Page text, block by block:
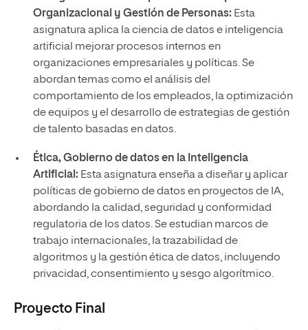
Organizacional y Gestión de Personas: Esta
asignatura aplica la ciencia de datos e inteligencia
artificial mejorar procesos internos en
organizaciones empresariales y políticas. Se
abordan temas como el análisis del
comportamiento de los empleados, la optimización
de equipos y el desarrollo de estrategias de gestión
de talento basadas en datos.
Ética, Gobierno de datos en la Inteligencia
Artificial: Esta asignatura enseña a diseñar y aplicar
políticas de gobierno de datos en proyectos de IA,
abordando la calidad, seguridad y conformidad
regulatoria de los datos. Se estudian marcos de
trabajo internacionales, la trazabilidad de
algoritmos y la gestión ética de datos, incluyendo
privacidad, consentimiento y sesgo algorítmico.
Proyecto Final